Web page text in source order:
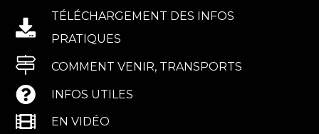
TÉLÉCHARGEMENT DES INFOS
PRATIQUES
COMMENT VENIR, TRANSPORTS
INFOS UTILES
EN VIDÉO